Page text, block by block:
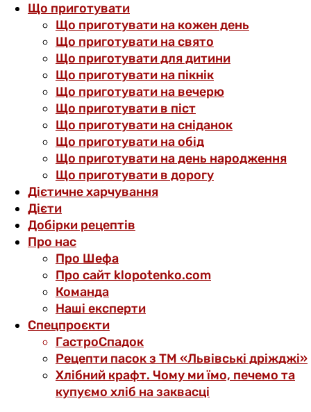
Що приготувати
Що приготувати на кожен день
Що приготувати на свято
Що приготувати для дитини
Що приготувати на пікнік
Що приготувати на вечерю
Що приготувати в піст
Що приготувати на сніданок
Що приготувати на обід
Що приготувати на день народження
Що приготувати в дорогу
Дієтичне харчування
Дієти
Добірки рецептів
Про нас
Про Шефа
Про сайт klopotenko.com
Команда
Наші експерти
Спецпроєкти
ГастроСпадок
Рецепти пасок з ТМ «Львівські дріжджі»
Хлібний крафт. Чому ми їмо, печемо та
купуємо хліб на заквасці